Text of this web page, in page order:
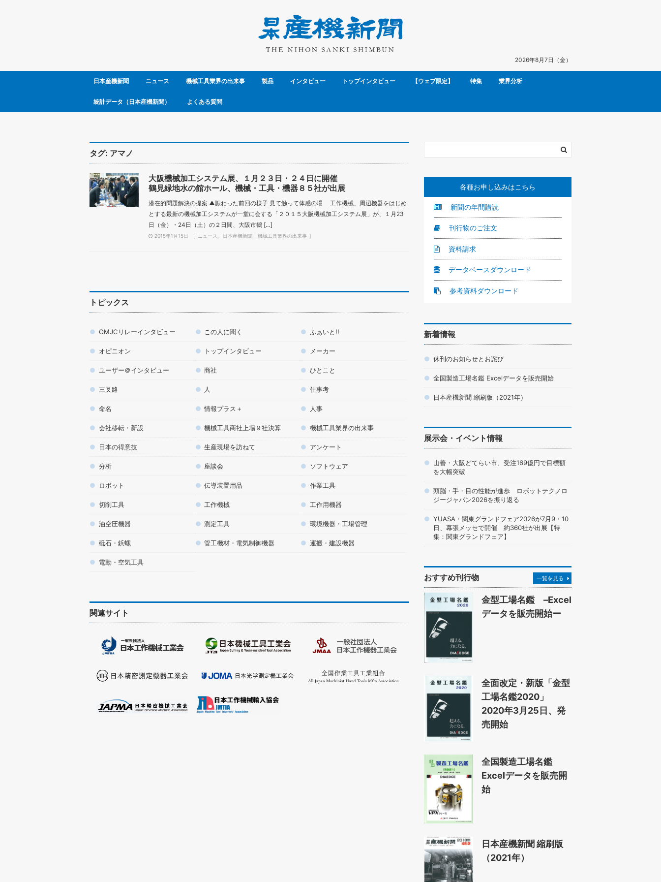
2026年8月7日（金）
日本産機新聞 ニュース 機械工具業界の出来事 製品 インタビュー トップインタビュー 【ウェブ限定】 特集 業界分析
統計データ（日本産機新聞） よくある質問
タグ: アマノ
大阪機械加工システム展、１月２３日・２４日に開催
鶴見緑地水の館ホール、機械・工具・機器８５社が出展
潜在的問題解決の提案 ▲賑わった前回の様子 見て触って体感の場 工作機械、周辺機器をはじめ
とする最新の機械加工システムが一堂に会する「２０１５大阪機械加工システム展」が、１月23
日（金）・24日（土）の２日間、大阪市鶴 […]
2015年1月15日 ニュース 日本産機新聞 機械工具業界の出来事
トピックス
OMJCリレーインタビュー この人に聞く ふぁいと!!
オピニオン トップインタビュー メーカー
ユーザー＠インタビュー 商社 ひとこと
三叉路 人 仕事考
命名 情報プラス＋ 人事
会社移転・新設 機械工具商社上場９社決算 機械工具業界の出来事
日本の得意技 生産現場を訪ねて アンケート
分析 座談会 ソフトウェア
ロボット 伝導装置用品 作業工具
切削工具 工作機械 工作用機器
油空圧機器 測定工具 環境機器・工場管理
砥石・鋲螺 管工機材・電気制御機器 運搬・建設機器
電動・空気工具
関連サイト
各種お申し込みはこちら
新聞の年間購読
刊行物のご注文
資料請求
データベースダウンロード
参考資料ダウンロード
新着情報
休刊のお知らせとお詫び
全国製造工場名鑑 Excelデータを販売開始
日本産機新聞 縮刷版（2021年）
展示会・イベント情報
山善・大阪どてらい市、受注169億円で目標額
を大幅突破
頭脳・手・目の性能が進歩 ロボットテクノロ
ジージャパン2026を振り返る
YUASA・関東グランドフェア2026が7月9・10
日、幕張メッセで開催 約360社が出展【特
集：関東グランドフェア】
おすすめ刊行物 一覧を見る
金型工場名鑑 –Excel
データを販売開始ー
全面改定・新版「金型
工場名鑑2020」
2020年3月25日、発
売開始
全国製造工場名鑑
Excelデータを販売開
始
日本産機新聞 縮刷版
（2021年）